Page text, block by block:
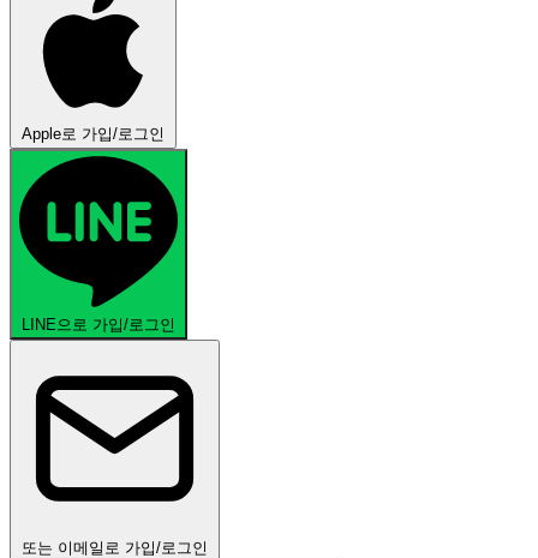
Apple로 가입/로그인
LINE으로 가입/로그인
또는 이메일로 가입/로그인